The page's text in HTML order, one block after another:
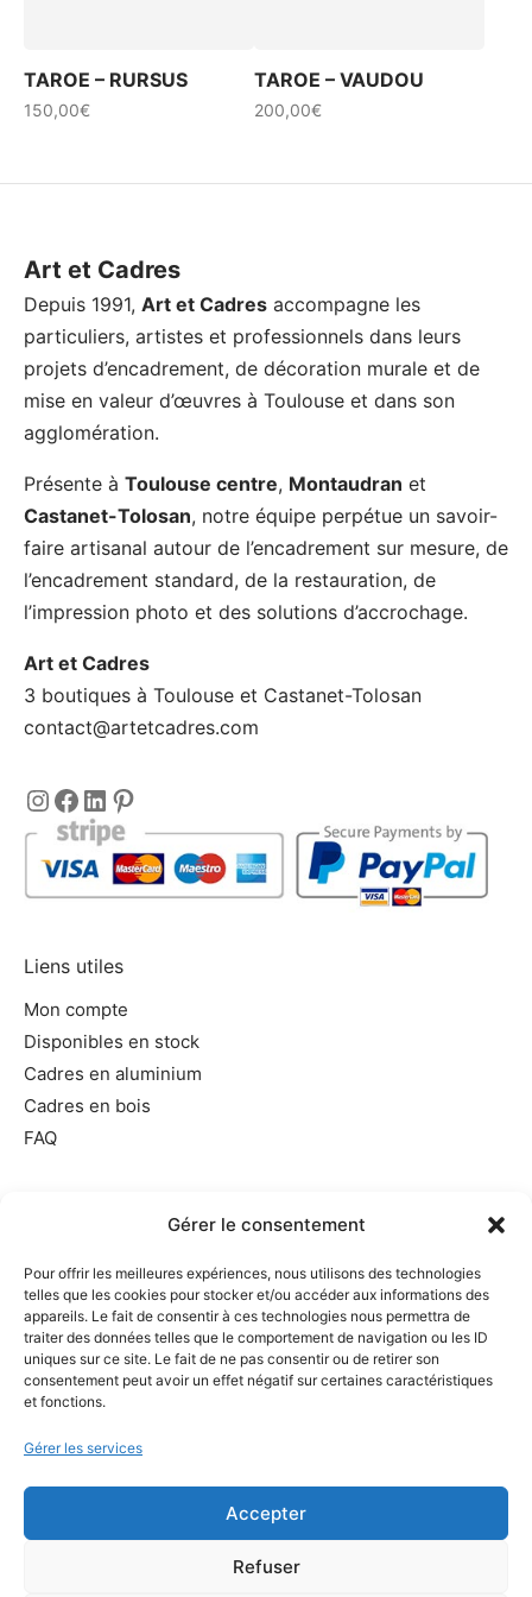
Gérer le consentement
Pour offrir les meilleures expériences, nous utilisons des technologies
telles que les cookies pour stocker et/ou accéder aux informations des
appareils. Le fait de consentir à ces technologies nous permettra de
traiter des données telles que le comportement de navigation ou les ID
uniques sur ce site. Le fait de ne pas consentir ou de retirer son
consentement peut avoir un effet négatif sur certaines caractéristiques
et fonctions.
Gérer les services
Accepter
Refuser
TAROE – RURSUS
150,00€
variations.
Les
options
peuvent
être
choisies
la
page
du
produit
TAROE – VAUDOU
200,00€
Art et Cadres
Depuis 1991, Art et Cadres accompagne les
particuliers, artistes et professionnels dans leurs
projets d’encadrement, de décoration murale et de
mise en valeur d’œuvres à Toulouse et dans son
agglomération.
Présente à Toulouse centre, Montaudran et
Castanet-Tolosan, notre équipe perpétue un savoir-
faire artisanal autour de l’encadrement sur mesure, de
l’encadrement standard, de la restauration, de
l’impression photo et des solutions d’accrochage.
Art et Cadres
3 boutiques à Toulouse et Castanet-Tolosan
contact@artetcadres.com
Instagram
https://www.facebook.com/
LinkedIn
Pinterest
Liens utiles
Mon compte
Disponibles en stock
Cadres en aluminium
Cadres en bois
FAQ
Mentions légales
Politique de cookies
Politique de confidentialité
Exercer votre droit de rétractation
Demande de suppression d’informations personnelles
A propos